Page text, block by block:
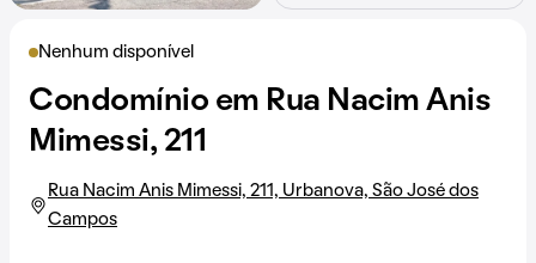
Nenhum disponível
Condomínio em Rua Nacim Anis
Mimessi, 211
Rua Nacim Anis Mimessi, 211, Urbanova, São José dos
Campos